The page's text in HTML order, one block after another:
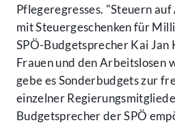
Pflegeregresses. "Steuern auf
mit Steuergeschenken für
SPÖ-Budgetsprecher Kai Jan
Frauen und den Arbeitslosen
gebe es Sonderbudgets zur
einzelner
Budgetsprecher der SPÖ